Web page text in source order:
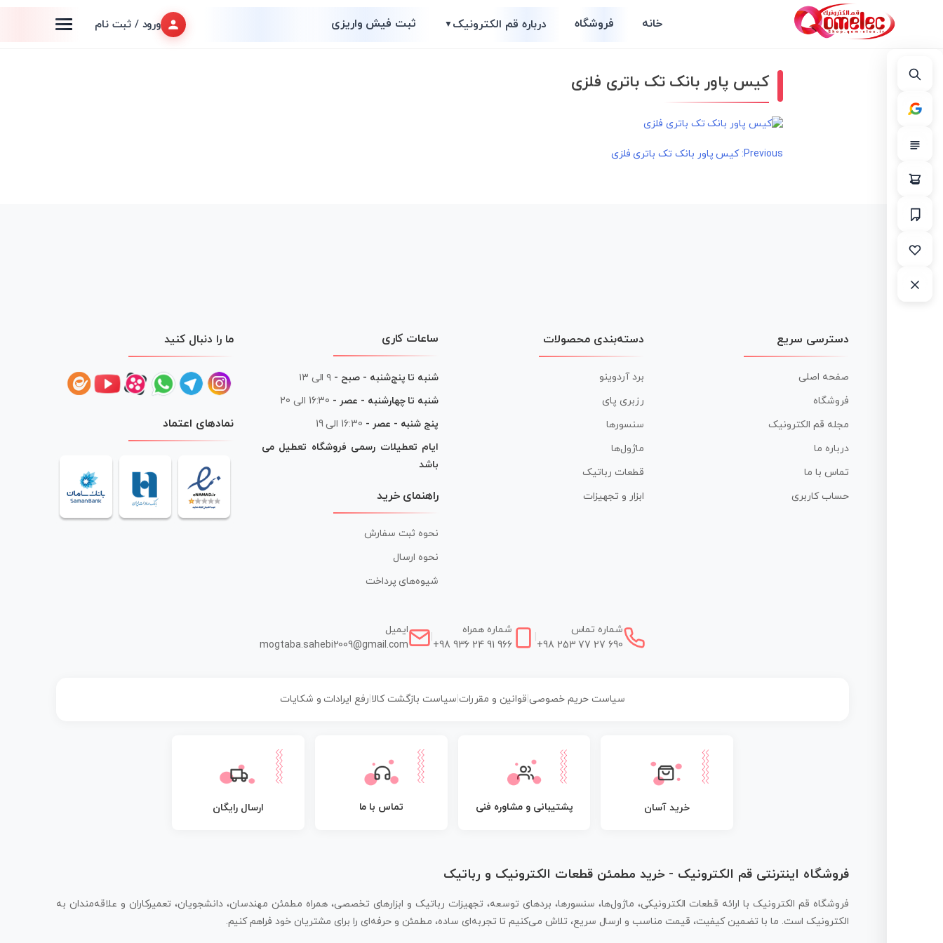
خانه فروشگاه درباره قم الکترونیک▼ ثبت فیش واریزی ورود / ثبت نام
کیس پاور بانک تک باتری فلزی
راهبری
Previous: کیس پاور بانک تک باتری فلزی
دسترسی سریع
صفحه اصلی
فروشگاه
مجله قم الکترونیک
درباره ما
تماس با ما
حساب کاربری
دسته‌بندی محصولات
برد آردوینو
رزبری پای
سنسورها
ماژول‌ها
قطعات رباتیک
ابزار و تجهیزات
ساعات کاری
شنبه تا پنج‌شنبه - صبح - ۹ الی ۱۳
شنبه تا چهارشنبه - عصر - 16:30 الی 20
پنج شنبه - عصر - 16:30 الی 19
ایام تعطیلات رسمی فروشگاه تعطیل می
باشد
راهنمای خرید
نحوه ثبت سفارش
نحوه ارسال
شیوه‌های پرداخت
ما را دنبال کنید
نمادهای اعتماد
شماره تماس
+98 253 77 27 690
شماره همراه
+98 936 24 91 966
ایمیل
mogtaba.sahebi2009@gmail.com
سیاست حریم خصوصی| قوانین و مقررات سیاست بازگشت کالا رفع ایرادات و شکایات
خرید آسان پشتیبانی و مشاوره فنی تماس با ما ارسال رایگان
فروشگاه اینترنتی قم الکترونیک - خرید مطمئن قطعات الکترونیک و رباتیک
فروشگاه قم الکترونیک با ارائه قطعات الکترونیکی، ماژول‌ها، سنسورها، بردهای توسعه، تجهیزات رباتیک و ابزارهای تخصصی، همراه مطمئن مهندسان، دانشجویان، تعمیرکاران و علاقه‌مندان به
الکترونیک است. ما با تضمین کیفیت، قیمت مناسب و ارسال سریع، تلاش می‌کنیم تا تجربه‌ای ساده، مطمئن و حرفه‌ای را برای مشتریان خود فراهم کنیم.